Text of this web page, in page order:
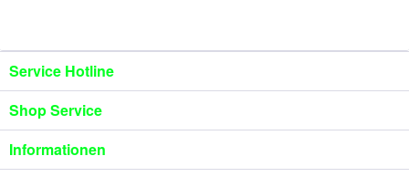
Service Hotline
Shop Service
Informationen